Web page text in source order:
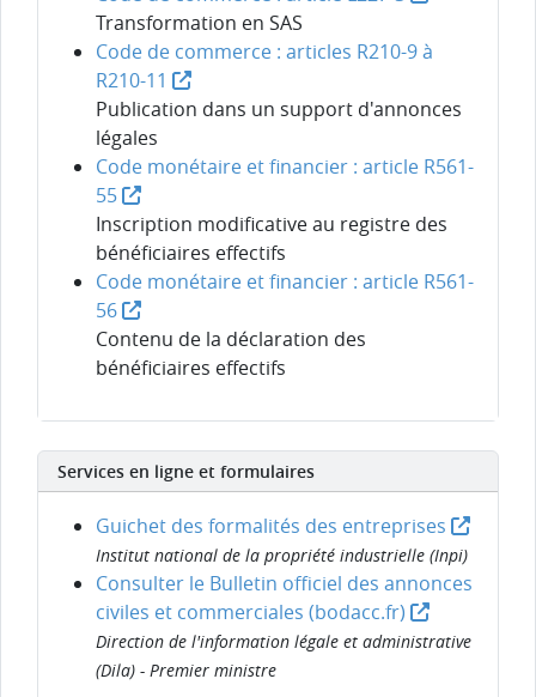
Transformation en SAS
Code de commerce : articles R210-9 à
R210-11
Publication dans un support d'annonces
légales
Code monétaire et financier : article R561-
55
Inscription modificative au registre des
bénéficiaires effectifs
Code monétaire et financier : article R561-
56
Contenu de la déclaration des
bénéficiaires effectifs
Services en ligne et formulaires
Guichet des formalités des entreprises
Institut national de la propriété industrielle (Inpi)
Consulter le Bulletin officiel des annonces
civiles et commerciales (bodacc.fr)
Direction de l'information légale et administrative
(Dila) - Premier ministre